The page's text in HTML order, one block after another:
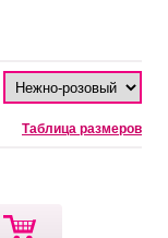
Таблица размеров